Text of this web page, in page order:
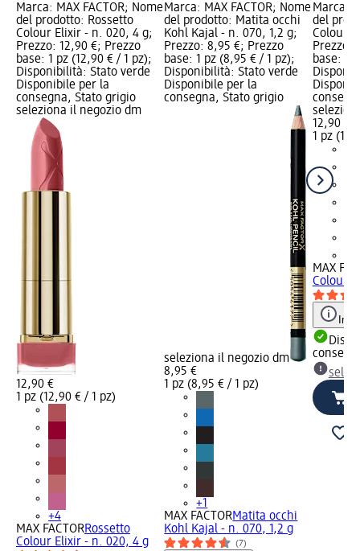
Marca: MAX FACTOR; Nome
del prodotto: Rossetto
Colour Elixir - n. 020, 4 g;
Prezzo: 12,90 €; Prezzo
base: 1 pz (12,90 € / 1 pz);
Disponibilità: Stato verde
Disponibile per la
consegna, Stato grigio
seleziona il negozio dm
12,90 €
1 pz (12,90 € / 1 pz)
+4
MAX FACTORRossetto
Colour Elixir - n. 020, 4 g
Marca: MAX FACTOR; Nome
del prodotto: Matita occhi
Kohl Kajal - n. 070, 1,2 g;
Prezzo: 8,95 €; Prezzo
base: 1 pz (8,95 € / 1 pz);
Disponibilità: Stato verde
Disponibile per la
consegna, Stato grigio
seleziona il negozio dm
8,95 €
1 pz (8,95 € / 1 pz)
+1
MAX FACTORMatita occhi
Kohl Kajal - n. 070, 1,2 g
(7)
Marca:
del
Colour
Prezzo:
base: 1
12,90 €
1 pz
MAX
Colour